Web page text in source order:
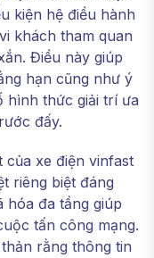
kiện hệ điều hành
khách tham quan
Điều này giúp
hạn cũng như ý
hình thức giải trí ưa
đấy.
của xe điện vinfast
riêng biệt đáng
hóa đa tầng giúp
tấn công mạng.
rằng thông tin